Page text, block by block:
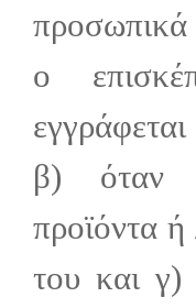
ο
β) όταν
προϊόντα ή
του και γ)